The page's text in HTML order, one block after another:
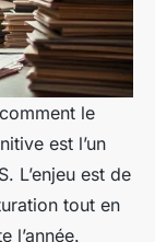
comment le
est l’un
L’enjeu est de
tout en
l’année.